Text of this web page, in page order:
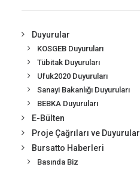
Duyurular
KOSGEB Duyuruları
Tübitak Duyuruları
Ufuk2020 Duyuruları
Sanayi Bakanlığı Duyuruları
BEBKA Duyuruları
E-Bülten
Proje Çağrıları ve Duyurular
Bursatto Haberleri
Basında Biz